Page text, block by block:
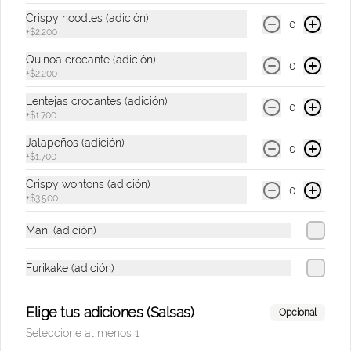
$9.500
Tres Cordilleras
Cervezas
Combos Presenciales
(Acevichado + Coca Cola)
Crispy noodles (adición)
+$2.200
0
Quinoa crocante (adición)
+$2.200
0
Lentejas crocantes (adición)
+$1.700
0
Jalapeños (adición)
+$1.700
0
Crispy wontons (adición)
+$3.500
0
Maní (adición)
Furikake (adición)
Elige tus adiciones (Salsas) Opcional
Seleccione al menos 1